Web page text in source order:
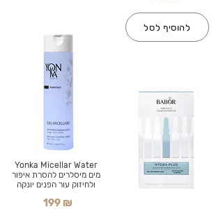
Yonka Micellar Water
מים מיסלרים להסרת איפור
ולחיזוק עור הפנים יונקה
199 ₪
להוסיף לסל